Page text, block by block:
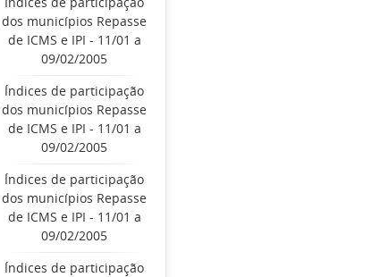
dos municípios Repasse
de ICMS e IPI - 11/01 a
09/02/2005
Índices de participação
dos municípios Repasse
de ICMS e IPI - 11/01 a
09/02/2005
Índices de participação
dos municípios Repasse
de ICMS e IPI - 11/01 a
09/02/2005
Índices de participação